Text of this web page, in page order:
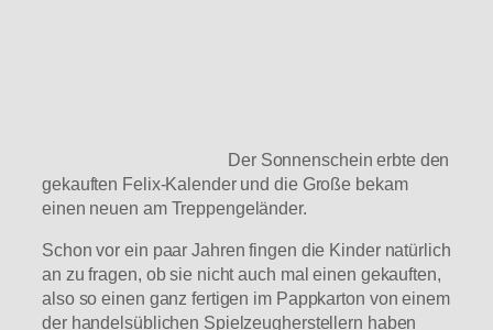
Der Sonnenschein erbte den
gekauften Felix-Kalender und die Große bekam
einen neuen am Treppengeländer.
Schon vor ein paar Jahren fingen die Kinder natürlich
an zu fragen, ob sie nicht auch mal einen gekauften,
also so einen ganz fertigen im Pappkarton von einem
der handelsüblichen Spielzeugherstellern haben